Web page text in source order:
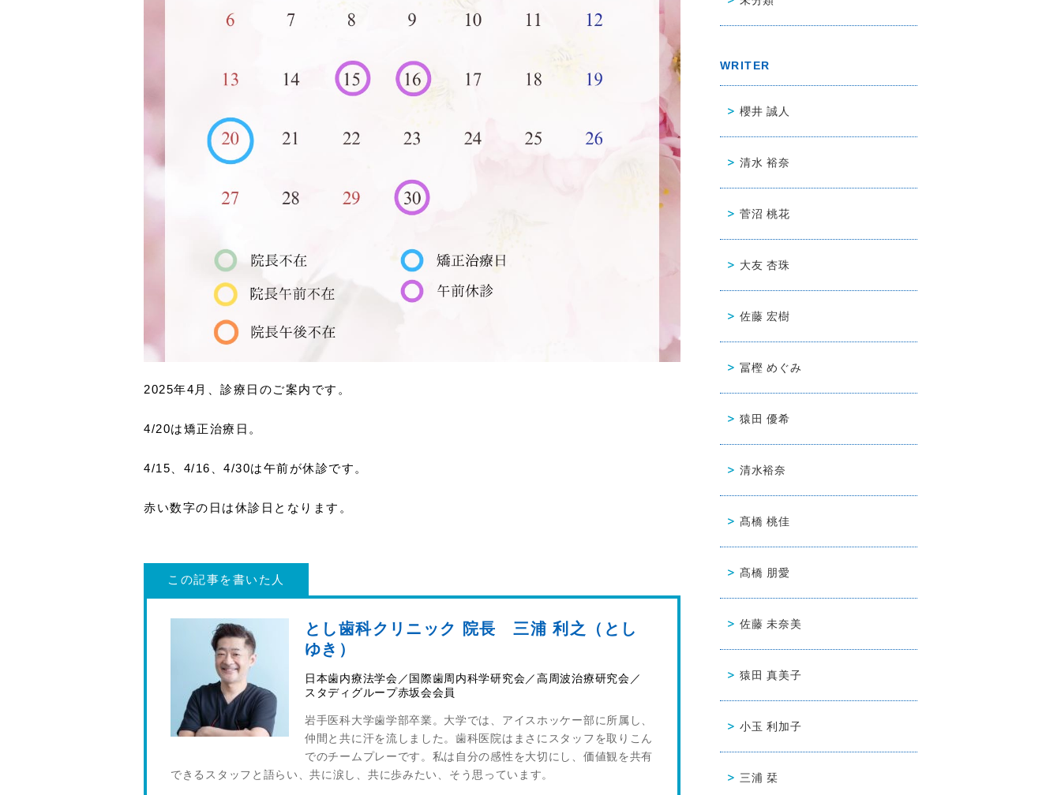
2025年4月、診療日のご案内です。
4/20は矯正治療日。
4/15、4/16、4/30は午前が休診です。
赤い数字の日は休診日となります。
この記事を書いた人
とし歯科クリニック 院長 三浦 利之（とし
ゆき）
日本歯内療法学会／国際歯周内科学研究会／高周波治療研究会／
スタディグループ赤坂会会員
岩手医科大学歯学部卒業。大学では、アイスホッケー部に所属し、
仲間と共に汗を流しました。歯科医院はまさにスタッフを取りこん
でのチームプレーです。私は自分の感性を大切にし、価値観を共有
できるスタッフと語らい、共に涙し、共に歩みたい、そう思っています。
WRITER
櫻井 誠人
清水 裕奈
菅沼 桃花
大友 杏珠
佐藤 宏樹
冨樫 めぐみ
猿田 優希
清水裕奈
髙橋 桃佳
髙橋 朋愛
佐藤 未奈美
猿田 真美子
小玉 利加子
三浦 栞